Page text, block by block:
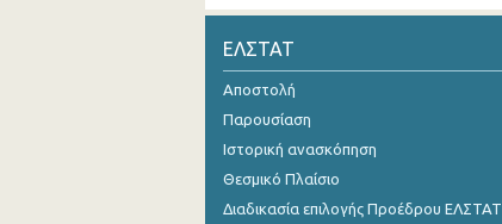
ΕΛΣΤΑΤ
Αποστολή
Παρουσίαση
Ιστορική ανασκόπηση
Θεσμικό Πλαίσιο
Διαδικασία επιλογής Προέδρου ΕΛΣΤΑΤ